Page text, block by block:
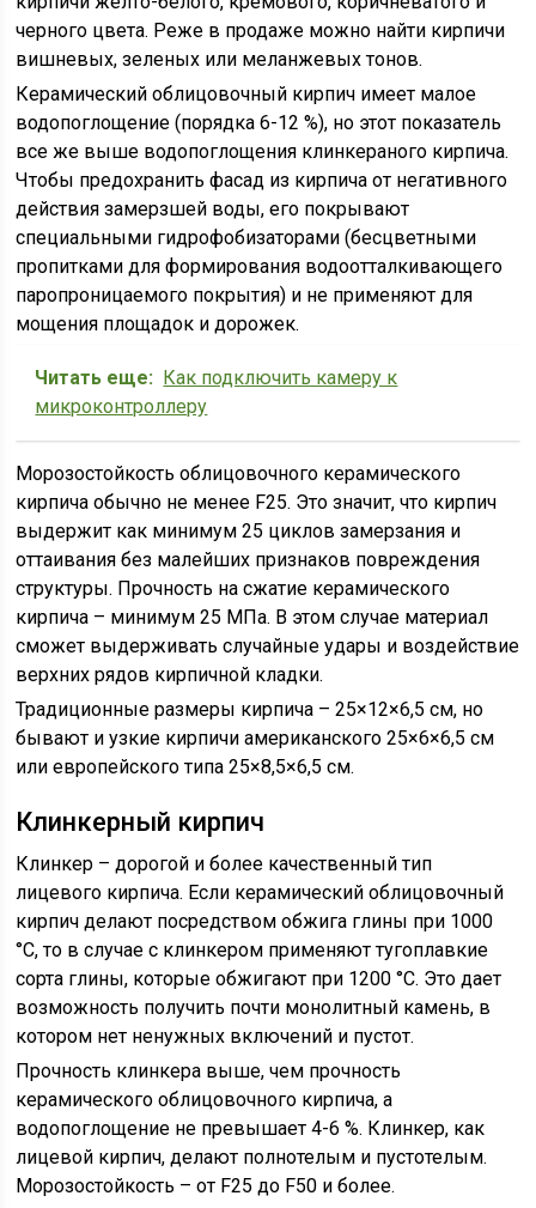
черного цвета. Реже в продаже можно найти кирпичи
вишневых, зеленых или меланжевых тонов.
Керамический облицовочный кирпич имеет малое
водопоглощение (порядка 6-12 %), но этот показатель
все же выше водопоглощения клинкераного кирпича.
Чтобы предохранить фасад из кирпича от негативного
действия замерзшей воды, его покрывают
специальными гидрофобизаторами (бесцветными
пропитками для формирования водоотталкивающего
паропроницаемого покрытия) и не применяют для
мощения площадок и дорожек.
Читать еще: Как подключить камеру к
микроконтроллеру
Морозостойкость облицовочного керамического
кирпича обычно не менее F25. Это значит, что кирпич
выдержит как минимум 25 циклов замерзания и
оттаивания без малейших признаков повреждения
структуры. Прочность на сжатие керамического
кирпича – минимум 25 МПа. В этом случае материал
сможет выдерживать случайные удары и воздействие
верхних рядов кирпичной кладки.
Традиционные размеры кирпича – 25×12×6,5 см, но
бывают и узкие кирпичи американского 25×6×6,5 см
или европейского типа 25×8,5×6,5 см.
Клинкерный кирпич
Клинкер – дорогой и более качественный тип
лицевого кирпича. Если керамический облицовочный
кирпич делают посредством обжига глины при 1000
°C, то в случае с клинкером применяют тугоплавкие
сорта глины, которые обжигают при 1200 °C. Это дает
возможность получить почти монолитный камень, в
котором нет ненужных включений и пустот.
Прочность клинкера выше, чем прочность
керамического облицовочного кирпича, а
водопоглощение не превышает 4-6 %. Клинкер, как
лицевой кирпич, делают полнотелым и пустотелым.
Морозостойкость – от F25 до F50 и более.